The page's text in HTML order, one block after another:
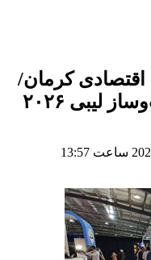
کرمان/
لیبی ۲۰۲۶